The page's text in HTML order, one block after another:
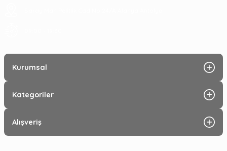
Kurumsal
Kategoriler
Alışveriş